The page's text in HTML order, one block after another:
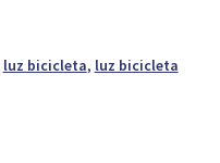
luz bicicleta, luz bicicleta